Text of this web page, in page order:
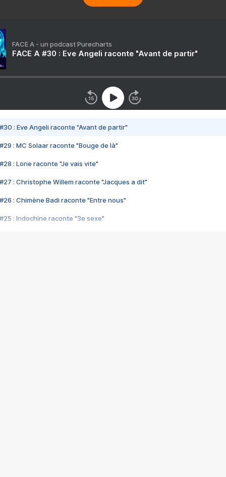
FACE A - un podcast Purecharts
FACE A #30 : Eve Angeli raconte "Avant de partir"
#30 : Eve Angeli raconte "Avant de partir"
#29 : MC Solaar raconte "Bouge de là"
#28 : Lorie raconte "Je vais vite"
#27 : Christophe Willem raconte "Jacques a dit"
#26 : Chimène Badi raconte "Entre nous"
#25 : Indochine raconte "3e sexe"